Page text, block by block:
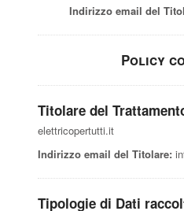
Indirizzo email del
Policy
Titolare del
elettricopertutti.it
Indirizzo email del Titolare:
Tipologie di Dati